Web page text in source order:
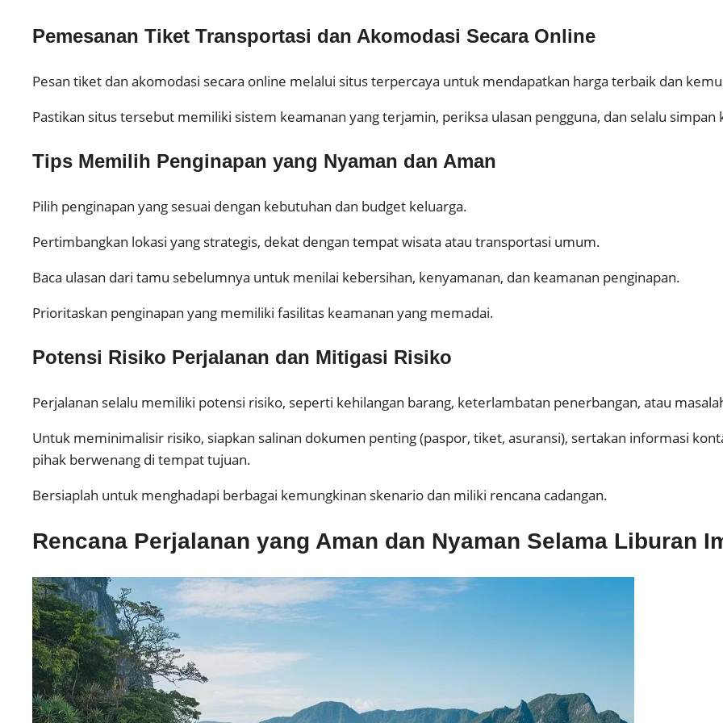
Pemesanan Tiket Transportasi dan Akomodasi Secara Online
Pesan tiket dan akomodasi secara online melalui situs terpercaya untuk mendapatkan harga terbaik dan
Pastikan situs tersebut memiliki sistem keamanan yang terjamin, periksa ulasan pengguna, dan selalu
Tips Memilih Penginapan yang Nyaman dan Aman
Pilih penginapan yang sesuai dengan kebutuhan dan budget keluarga.
Pertimbangkan lokasi yang strategis, dekat dengan tempat wisata atau transportasi umum.
Baca ulasan dari tamu sebelumnya untuk menilai kebersihan, kenyamanan, dan keamanan penginapan.
Prioritaskan penginapan yang memiliki fasilitas keamanan yang memadai.
Potensi Risiko Perjalanan dan Mitigasi Risiko
Perjalanan selalu memiliki potensi risiko, seperti kehilangan barang, keterlambatan penerbangan, atau
Untuk meminimalisir risiko, siapkan salinan dokumen penting (paspor, tiket, asuransi), sertakan informasi
pihak berwenang di tempat tujuan.
Bersiaplah untuk menghadapi berbagai kemungkinan skenario dan miliki rencana cadangan.
Rencana Perjalanan yang Aman dan Nyaman Selama Liburan